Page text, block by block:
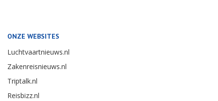
ONZE WEBSITES
Luchtvaartnieuws.nl
Zakenreisnieuws.nl
Triptalk.nl
Reisbizz.nl